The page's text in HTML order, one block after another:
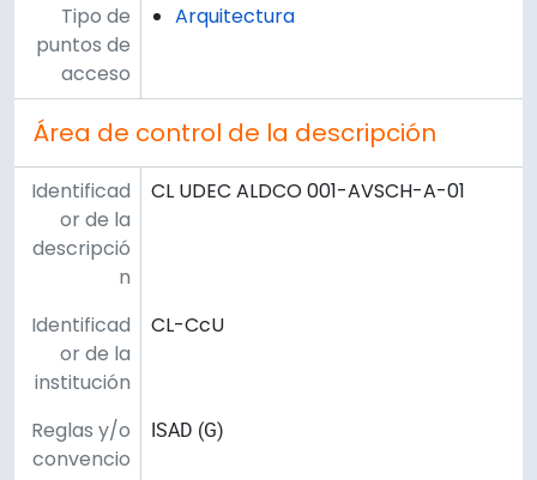
Tipo de
puntos de
acceso
Arquitectura
Área de control de la descripción
Identificad
or de la
descripció
n
CL UDEC ALDCO 001-AVSCH-A-01
Identificad
or de la
institución
CL-CcU
Reglas y/o
convencio
ISAD (G)